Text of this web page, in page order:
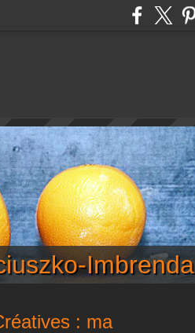
Imbrenda
: ma